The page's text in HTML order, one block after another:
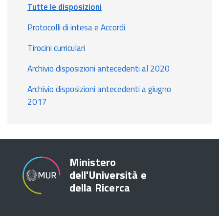
Tutte le disposizioni
Protocolli di intesa e Accordi
Tirocini curriculari
Archivio disposizioni antecedenti al 2020
Archivio disposizioni antecedenti a giugno
2017
Ministero
dell'Università e
della Ricerca